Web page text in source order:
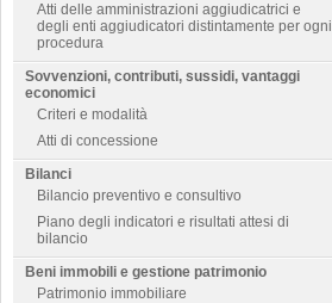
Atti delle amministrazioni aggiudicatrici e
degli enti aggiudicatori distintamente per ogni
procedura
Sovvenzioni, contributi, sussidi, vantaggi
economici
Criteri e modalità
Atti di concessione
Bilanci
Bilancio preventivo e consultivo
Piano degli indicatori e risultati attesi di
bilancio
Beni immobili e gestione patrimonio
Patrimonio immobiliare